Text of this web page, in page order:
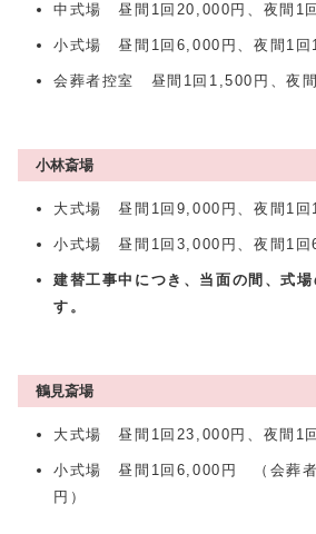
中式場 昼間1回20,000円、夜間1
小式場 昼間1回6,000円、夜間1回
会葬者控室 昼間1回1,500円、夜
小林斎場
大式場 昼間1回9,000円、夜間1回
小式場 昼間1回3,000円、夜間1回
建替工事中につき、当面の間、式
す。
鶴見斎場
大式場 昼間1回23,000円、夜間1
小式場 昼間1回6,000円 （会葬
円）